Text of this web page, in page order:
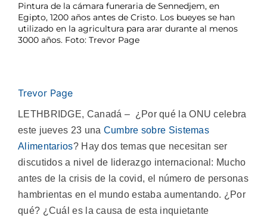
Pintura de la cámara funeraria de Sennedjem, en
Egipto, 1200 años antes de Cristo. Los bueyes se han
utilizado en la agricultura para arar durante al menos
3000 años. Foto: Trevor Page
Trevor Page
LETHBRIDGE, Canadá – ¿Por qué la ONU celebra
este jueves 23 una Cumbre sobre Sistemas
Alimentarios? Hay dos temas que necesitan ser
discutidos a nivel de liderazgo internacional: Mucho
antes de la crisis de la covid, el número de personas
hambrientas en el mundo estaba aumentando. ¿Por
qué? ¿Cuál es la causa de esta inquietante